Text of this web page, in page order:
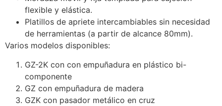
flexible y elástica.
Platillos de apriete intercambiables sin necesidad
de herramientas (a partir de alcance 80mm).
Varios modelos disponibles:
GZ-2K con con empuñadura en plástico bi-
componente
GZ con empuñadura de madera
GZK con pasador metálico en cruz